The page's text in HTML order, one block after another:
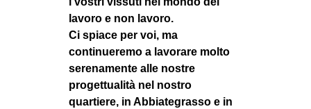
lavoro e non lavoro.
Ci spiace per voi, ma
continueremo a lavorare molto
serenamente alle nostre
progettualità nel nostro
quartiere, in Abbiategrasso e in